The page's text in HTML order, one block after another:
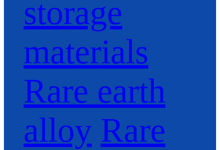
storage
materials
Rare earth
alloy Rare